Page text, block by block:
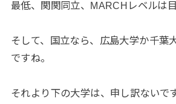
最低、関関同立、MARCHレベルは
そして、国立なら、広島大学か千葉
ですね。
それより下の大学は、申し訳ないで